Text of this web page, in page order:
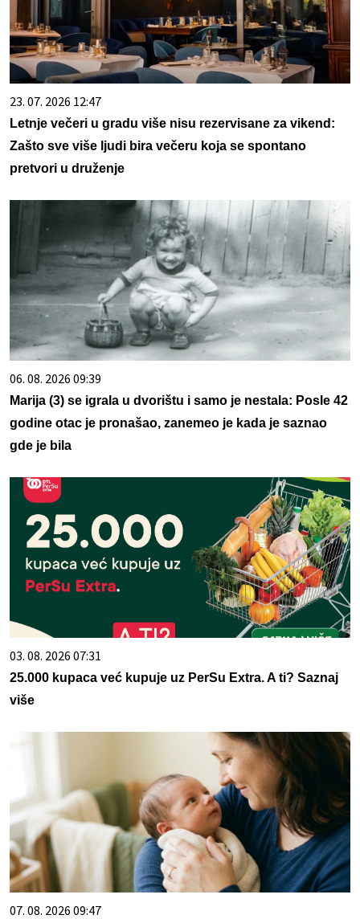
23. 07. 2026 12:47
Letnje večeri u gradu više nisu rezervisane za vikend:
Zašto sve više ljudi bira večeru koja se spontano
pretvori u druženje
06. 08. 2026 09:39
Marija (3) se igrala u dvorištu i samo je nestala: Posle 42
godine otac je pronašao, zanemeo je kada je saznao
gde je bila
03. 08. 2026 07:31
25.000 kupaca već kupuje uz PerSu Extra. A ti? Saznaj
više
07. 08. 2026 09:47